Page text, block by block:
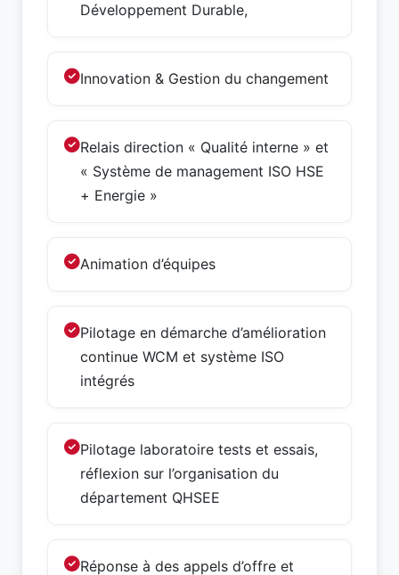
Développement Durable,
Innovation & Gestion du changement
Relais direction « Qualité interne » et
« Système de management ISO HSE
+ Energie »
Animation d’équipes
Pilotage en démarche d’amélioration
continue WCM et système ISO
intégrés
Pilotage laboratoire tests et essais,
réflexion sur l’organisation du
département QHSEE
Réponse à des appels d’offre et